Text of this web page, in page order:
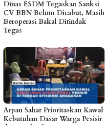
Dinas ESDM Tegaskan Sanksi
CV BBN Belum Dicabut, Masih
Beroperasi Bakal Ditindak
Tegas
Arpan Sahar Prioritaskan Kawal
Kebutuhan Dasar Warga Pesisir